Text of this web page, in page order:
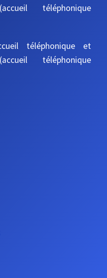
téléphonique
téléphonique et
téléphonique